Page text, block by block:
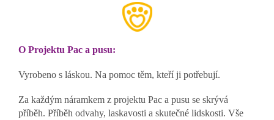
O Projektu Pac a pusu:
Vyrobeno s láskou. Na pomoc těm, kteří ji potřebují.
Za každým náramkem z projektu Pac a pusu se skrývá
příběh. Příběh odvahy, laskavosti a skutečné lidskosti. Vše